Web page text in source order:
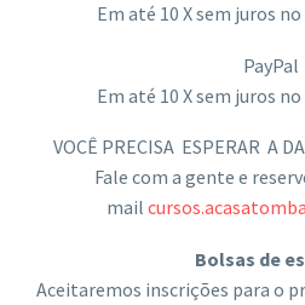
Em até 10 X sem juros no
PayPal
Em até 10 X sem juros no
VOCÊ PRECISA ESPERAR A
Fale com a gente e
mail
Bolsas de
Aceitaremos inscrições para o